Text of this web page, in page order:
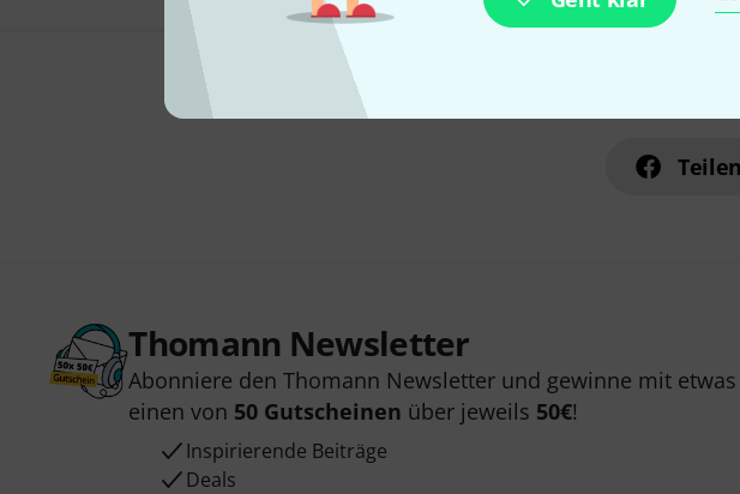
Teilen
Thomann Newsletter
Abonniere den Thomann Newsletter und gewinne mit
einen von 50 Gutscheinen über jeweils 50€!
Inspirierende Beiträge
Deals